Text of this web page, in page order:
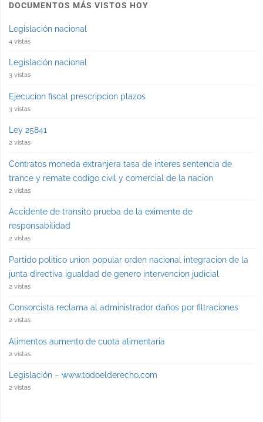
DOCUMENTOS MÁS VISTOS HOY
Legislación nacional
4 vistas
Legislación nacional
3 vistas
Ejecucion fiscal prescripcion plazos
3 vistas
Ley 25841
2 vistas
Contratos moneda extranjera tasa de interes sentencia de
trance y remate codigo civil y comercial de la nacion
2 vistas
Accidente de transito prueba de la eximente de
responsabilidad
2 vistas
Partido politico union popular orden nacional integracion de la
junta directiva igualdad de genero intervencion judicial
2 vistas
Consorcista reclama al administrador daños por filtraciones
2 vistas
Alimentos aumento de cuota alimentaria
2 vistas
Legislación – www.todoelderecho.com
2 vistas